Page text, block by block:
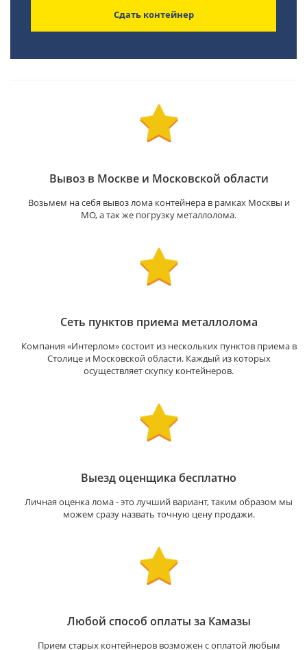
Сдать контейнер
Вывоз в Москве и Московской области
Возьмем на себя вывоз лома контейнера в рамках Москвы и
МО, а так же погрузку металлолома.
Сеть пунктов приема металлолома
Компания «Интерлом» состоит из нескольких пунктов приема в
Столице и Московской области. Каждый из которых
осуществляет скупку контейнеров.
Выезд оценщика бесплатно
Личная оценка лома - это лучший вариант, таким образом мы
можем сразу назвать точную цену продажи.
Любой способ оплаты за Камазы
Прием старых контейнеров возможен с оплатой любым